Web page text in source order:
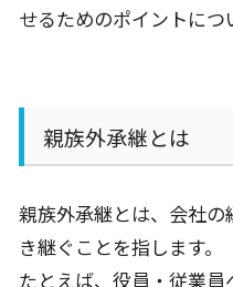
せるためのポイントにつ
親族外承継とは
親族外承継とは、会社
き継ぐことを指します。
たとえば、役員・従業